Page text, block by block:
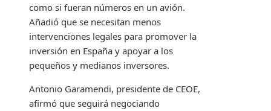
como si fueran números en un avión.
Añadió que se necesitan menos
intervenciones legales para promover la
inversión en España y apoyar a los
pequeños y medianos inversores.
Antonio Garamendi, presidente de CEOE,
afirmó que seguirá negociando